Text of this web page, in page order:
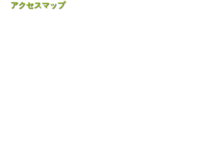
アクセスマップ